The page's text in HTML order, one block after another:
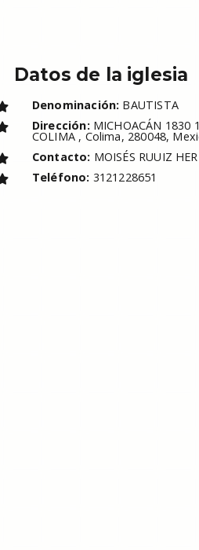
Datos de la iglesia
Denominación: BAUTISTA
Dirección: MICHOACÁN 1830
COLIMA , Colima, 280048,
Contacto: MOISÉS RUUIZ
Teléfono: 3121228651